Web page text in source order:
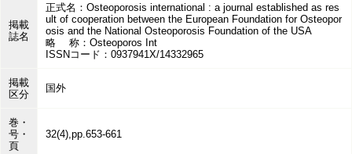
掲載
誌名
正式名：Osteoporosis international : a journal established as res
ult of cooperation between the European Foundation for Osteopor
osis and the National Osteoporosis Foundation of the USA
略 称：Osteoporos Int
ISSNコード：0937941X/14332965
掲載
区分
国外
巻・
号・
頁
32(4),pp.653-661